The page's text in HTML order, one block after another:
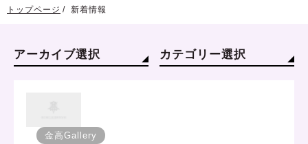
トップページ 新着情報
カテゴリー選択
アーカイブ選択
金高Gallery